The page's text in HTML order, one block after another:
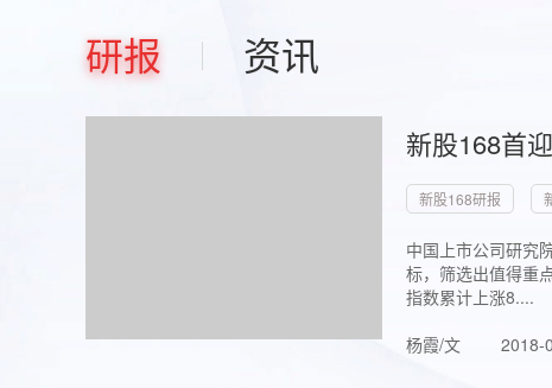
研报 资讯
新股168首
新股168研报
中国上市公司研究
标，筛选出值得重
指数累计上涨8....
杨霞/文
2018-